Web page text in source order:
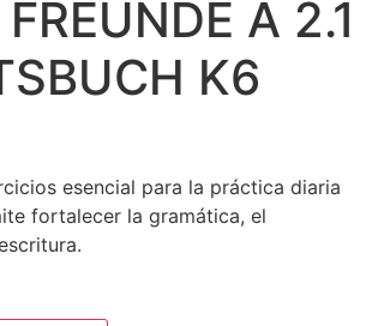
A 2.1
K6
esencial para la práctica diaria
fortalecer la gramática, el